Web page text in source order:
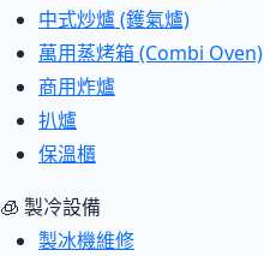
中式炒爐 (鑊氣爐)
萬用蒸烤箱 (Combi Oven)
商用炸爐
扒爐
保溫櫃
🧊 製冷設備
製冰機維修